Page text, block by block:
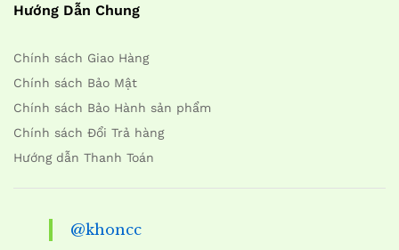
Hướng Dẫn Chung
Chính sách Giao Hàng
Chính sách Bảo Mật
Chính sách Bảo Hành sản phẩm
Chính sách Đổi Trả hàng
Hướng dẫn Thanh Toán
@khoncc